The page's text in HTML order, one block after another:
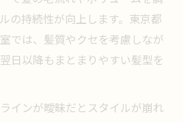
の持続性が向上します。東京都
では、髪質やクセを考慮しなが
日以降もまとまりやすい髪型を
インが曖昧だとスタイルが崩れ